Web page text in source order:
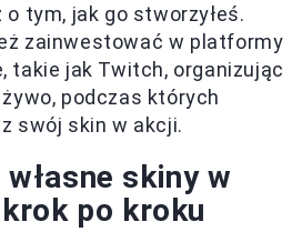
o tym, jak go stworzyłeś.
zainwestować w platformy
takie jak Twitch, organizując
podczas których
swój skin w akcji.
skiny w
po kroku